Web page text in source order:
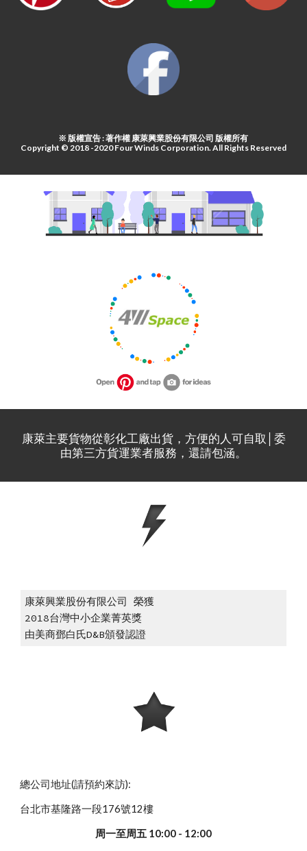
※ 版權宣告 : 著作權 康萊興業股份有限公司 版權所有
Copyright © 2018 -2020 Four Winds Corporation. All Rights Reserved
康萊主要貨物從彰化工廠出貨，方便的人可自取│委
由第三方貨運業者服務，還請包涵。
康萊興業股份有限公司 榮獲
2018台灣中小企業菁英獎
由美商鄧白氏D&B頒發認證
總公司地址(請預約來訪):
台北市基隆路一段176號12樓
周一至周五 10:00 - 12:00